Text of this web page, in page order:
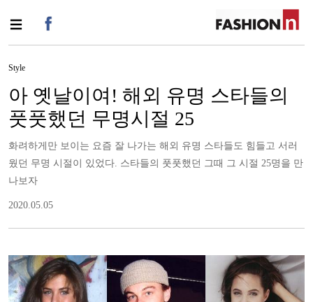
Style
아 옛날이여! 해외 유명 스타들의
풋풋했던 무명시절 25
화려하게만 보이는 요즘 잘 나가는 해외 유명 스타들도 힘들고 서러
웠던 무명 시절이 있었다. 스타들의 풋풋했던 그때 그 시절 25명을 만
나보자
2020.05.05